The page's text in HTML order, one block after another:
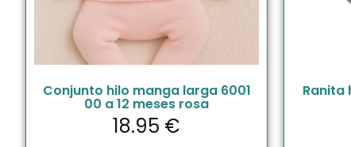
Conjunto hilo manga larga 6001
00 a 12 meses rosa
18.95 €
Ranita